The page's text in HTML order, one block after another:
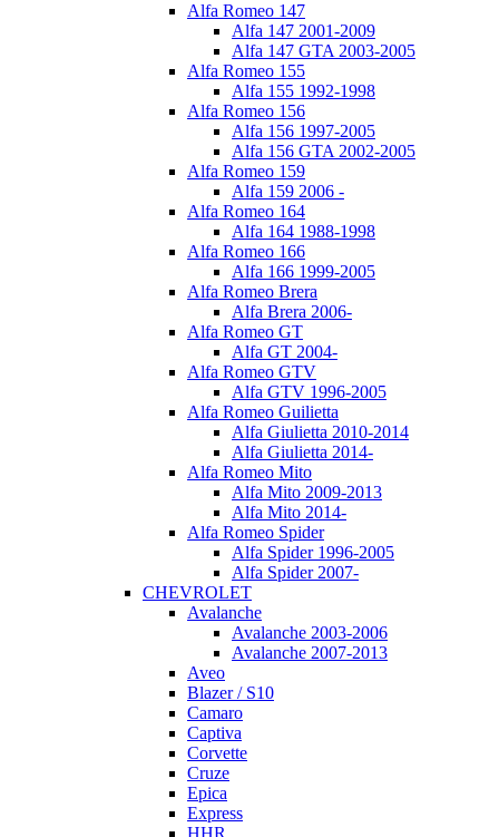
Alfa Romeo 147
Alfa 147 2001-2009
Alfa 147 GTA 2003-2005
Alfa Romeo 155
Alfa 155 1992-1998
Alfa Romeo 156
Alfa 156 1997-2005
Alfa 156 GTA 2002-2005
Alfa Romeo 159
Alfa 159 2006 -
Alfa Romeo 164
Alfa 164 1988-1998
Alfa Romeo 166
Alfa 166 1999-2005
Alfa Romeo Brera
Alfa Brera 2006-
Alfa Romeo GT
Alfa GT 2004-
Alfa Romeo GTV
Alfa GTV 1996-2005
Alfa Romeo Guilietta
Alfa Giulietta 2010-2014
Alfa Giulietta 2014-
Alfa Romeo Mito
Alfa Mito 2009-2013
Alfa Mito 2014-
Alfa Romeo Spider
Alfa Spider 1996-2005
Alfa Spider 2007-
CHEVROLET
Avalanche
Avalanche 2003-2006
Avalanche 2007-2013
Aveo
Blazer / S10
Camaro
Captiva
Corvette
Cruze
Epica
Express
HHR